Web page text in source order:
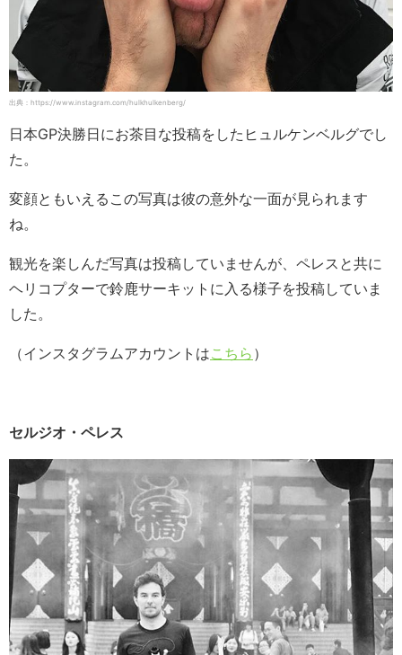
出典：https://www.instagram.com/hulkhulkenberg/
日本GP決勝日にお茶目な投稿をしたヒュルケンベルグでし
た。
変顔ともいえるこの写真は彼の意外な一面が見られます
ね。
観光を楽しんだ写真は投稿していませんが、ペレスと共に
ヘリコプターで鈴鹿サーキットに入る様子を投稿していま
した。
（インスタグラムアカウントはこちら ）
セルジオ・ペレス